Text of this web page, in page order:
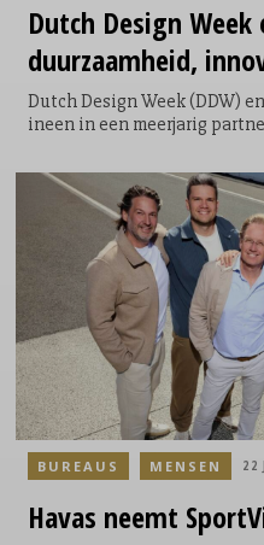
Dutch Design
duurzaamheid,
Dutch Design Week (DDW)
ineen in een meerjarig
organisaties delen de
alleen inspireert, maar ook
maatschappelijke en
DDW26 wordt die
de stad.
Havas neemt
BUREAUS MENSEN 22